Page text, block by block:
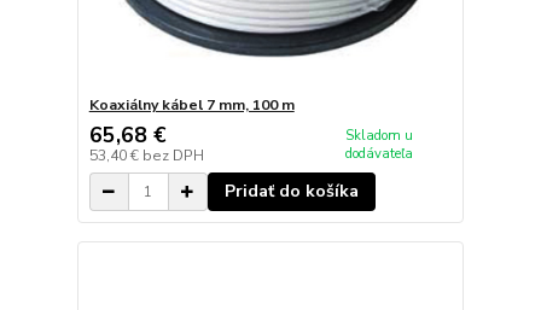
Koaxiálny kábel 7 mm, 100 m
65,68 €
53,40 € bez DPH
Skladom u
dodávateľa
Pridať do košíka